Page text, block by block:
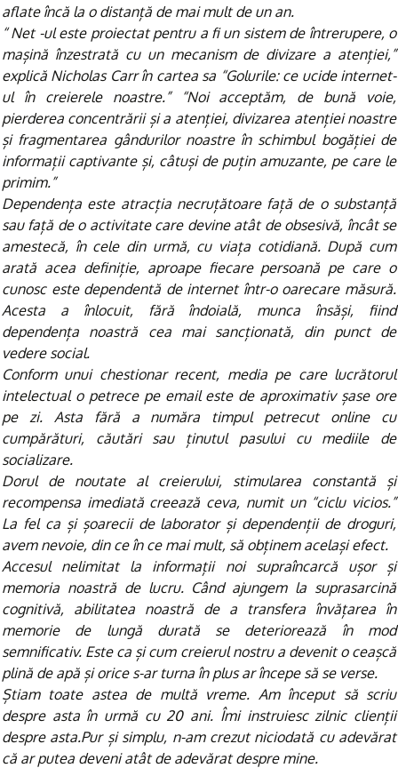
aflate încă la o distanță de mai mult de un an.
“ Net -ul este proiectat pentru a fi un sistem de întrerupere, o
mașină înzestrată cu un mecanism de divizare a atenției,”
explică Nicholas Carr în cartea sa “Golurile: ce ucide internet-
ul în creierele noastre.” “Noi acceptăm, de bună voie,
pierderea concentrării și a atenției, divizarea atenției noastre
și fragmentarea gândurilor noastre în schimbul bogăției de
informații captivante și, câtuși de puțin amuzante, pe care le
primim.”
Dependența este atracția necruțătoare față de o substanță
sau față de o activitate care devine atât de obsesivă, încât se
amestecă, în cele din urmă, cu viața cotidiană. După cum
arată acea definiție, aproape fiecare persoană pe care o
cunosc este dependentă de internet într-o oarecare măsură.
Acesta a înlocuit, fără îndoială, munca însăși, fiind
dependența noastră cea mai sancționată, din punct de
vedere social.
Conform unui chestionar recent, media pe care lucrătorul
intelectual o petrece pe email este de aproximativ șase ore
pe zi. Asta fără a număra timpul petrecut online cu
cumpărături, căutări sau ținutul pasului cu mediile de
socializare.
Dorul de noutate al creierului, stimularea constantă și
recompensa imediată creează ceva, numit un “ciclu vicios.”
La fel ca și șoarecii de laborator și dependenții de droguri,
avem nevoie, din ce în ce mai mult, să obținem același efect.
Accesul nelimitat la informații noi supraîncarcă ușor și
memoria noastră de lucru. Când ajungem la suprasarcină
cognitivă, abilitatea noastră de a transfera învățarea în
memorie de lungă durată se deteriorează în mod
semnificativ. Este ca și cum creierul nostru a devenit o ceașcă
plină de apă și orice s-ar turna în plus ar începe să se verse.
Știam toate astea de multă vreme. Am început să scriu
despre asta în urmă cu 20 ani. Îmi instruiesc zilnic clienții
despre asta.Pur și simplu, n-am crezut niciodată cu adevărat
că ar putea deveni atât de adevărat despre mine.